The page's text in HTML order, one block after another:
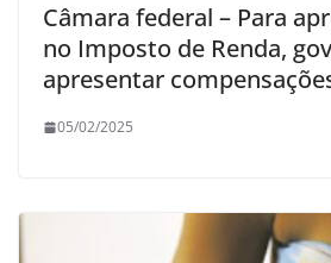
Câmara federal – Para
no Imposto de Renda,
apresentar
05/02/2025